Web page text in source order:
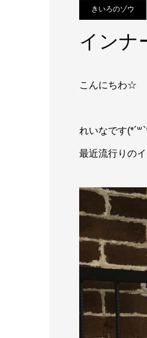
きいろのゾウ
インナ
こんにちわ☆
れいなです
最近流行りの